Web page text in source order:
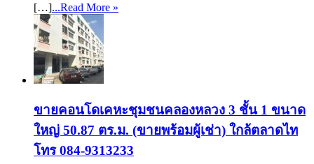
[…]...Read More »
ขายคอนโดเคหะชุมชนคลองหลวง 3 ชั้น 1 ขนาด
ใหญ่ 50.87 ตร.ม. (ขายพร้อมผู้เช่า) ใกล้ตลาดไท
โทร 084-9313233